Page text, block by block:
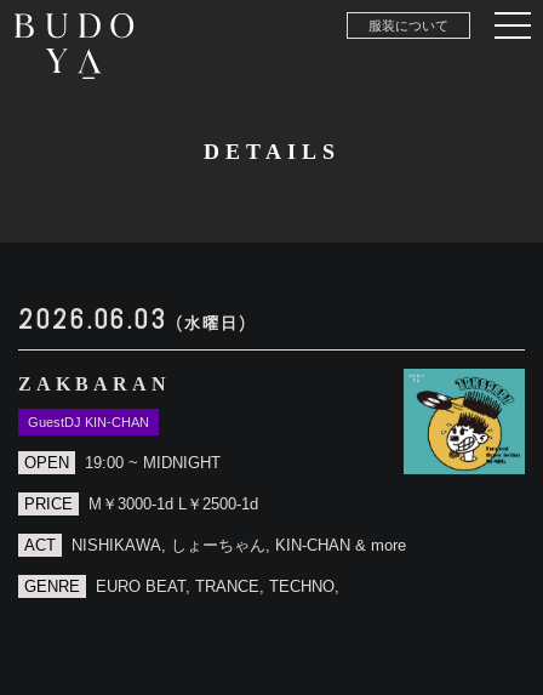
服装について
DETAILS
2026.06.03 (水曜日)
ZAKBARAN
GuestDJ KIN-CHAN
OPEN 19:00 ~ MIDNIGHT
PRICE M￥3000-1d L￥2500-1d
ACT NISHIKAWA, しょーちゃん, KIN-CHAN & more
GENRE EURO BEAT, TRANCE, TECHNO,